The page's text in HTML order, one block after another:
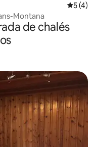
5 de
5 (4)
Montana
de chalés